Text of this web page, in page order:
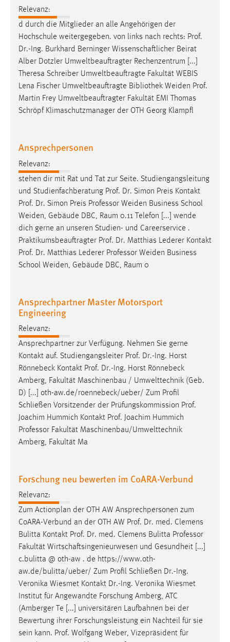
Relevanz:
d durch die Mitglieder an alle Angehörigen der
Hochschule weitergegeben. von links nach rechts: Prof.
Dr.-Ing. Burkhard Berninger Wissenschaftlicher Beirat
Alber Dotzler Umweltbeauftragter Rechenzentrum [...]
Theresa Schreiber Umweltbeauftragte Fakultät WEBIS
Lena Fischer Umweltbeauftragte Bibliothek Weiden Prof.
Martin Frey Umweltbeauftragter Fakultät EMI Thomas
Schröpf Klimaschutzmanager der OTH Georg Klampfl
Ansprechpersonen
Relevanz:
stehen dir mit Rat und Tat zur Seite. Studiengangsleitung
und Studienfachberatung Prof. Dr. Simon Preis Kontakt
Prof. Dr. Simon Preis Professor Weiden Business School
Weiden, Gebäude DBC, Raum 0.11 Telefon [...] wende
dich gerne an unseren Studien- und Careerservice .
Praktikumsbeauftragter Prof. Dr. Matthias Lederer Kontakt
Prof. Dr. Matthias Lederer Professor Weiden Business
School Weiden, Gebäude DBC, Raum 0
Ansprechpartner Master Motorsport
Engineering
Relevanz:
Ansprechpartner zur Verfügung. Nehmen Sie gerne
Kontakt auf. Studiengangsleiter Prof. Dr.-Ing. Horst
Rönnebeck Kontakt Prof. Dr.-Ing. Horst Rönnebeck
Amberg, Fakultät Maschinenbau / Umwelttechnik (Geb.
D) [...] oth-aw.de/roennebeck/ueber/ Zum Profil
Schließen Vorsitzender der Prüfungskommission Prof.
Joachim Hummich Kontakt Prof. Joachim Hummich
Professor Fakultät Maschinenbau/Umwelttechnik
Amberg, Fakultät Ma
Forschung neu bewerten im CoARA-Verbund
Relevanz:
Zum Actionplan der OTH AW Ansprechpersonen zum
CoARA-Verbund an der OTH AW Prof. Dr. med. Clemens
Bulitta Kontakt Prof. Dr. med. Clemens Bulitta Professor
Fakultät Wirtschaftsingenieurwesen und Gesundheit [...]
c.bulitta @ oth-aw . de https://www.oth-
aw.de/bulitta/ueber/ Zum Profil Schließen Dr.-Ing.
Veronika Wiesmet Kontakt Dr.-Ing. Veronika Wiesmet
Institut für Angewandte Forschung Amberg, ATC
(Amberger Te [...] universitären Laufbahnen bei der
Bewertung ihrer Forschungsleistung ein Nachteil für sie
sein kann. Prof. Wolfgang Weber, Vizepräsident für
Name:
MibewSessionID, MIBEW_UserID, mibew_locale, mibew-
chat-frame-style-5e9dbeb1811c0446
Zweck:
Wird benötigt um die Chatfunktion nutzen zu können.
Cookie Laufzeit:
MibewSessionID, mibew-chat-frame-style-
5e9dbeb1811c0446 = Sitzungslaufzeit, mibew_locale = 3
Jahre, MIBEW_UserID = 1 Jahr
Name:
fe_user, be_user, be_lastLoginProvider
Zweck:
Dieser Cookie ist notwendig um sich an der Website
einloggen zu können.
Cookie Laufzeit:
24 Stunden
Statistik Cookies erfassen Informationen anonym.
Diese Informationen helfen uns zu verstehen, wie
Matomo
Name:
_pk_ref, _pk_cvar, _pk_id, _pk_ses
Zweck:
Cookie Laufzeit:
Max. 13 Monate
MARKETING
Marketing Cookies werden von Drittanbietern
verwendet, um personalisierte Werbung anzuzeigen.
Sie tun dies, indem sie Besucher über Websites
hinweg verfolgen.
Google Ads
Name:
_gcl_au
Anbieter:
Google Ireland Limited